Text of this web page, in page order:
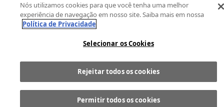
Comprar
2013 Fast Shop - Todos os direitos reservadosRF
Nós utilizamos cookies para que você tenha uma melhor
experiência de navegação em nosso site. Saiba mais em nossa
Política de Privacidade
Selecionar os Cookies
Rejeitar todos os cookies
Permitir todos os cookies